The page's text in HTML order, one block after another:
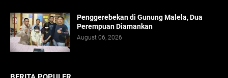
Penggerebekan di Gunung Malela, Dua
Perempuan Diamankan
August 06, 2026